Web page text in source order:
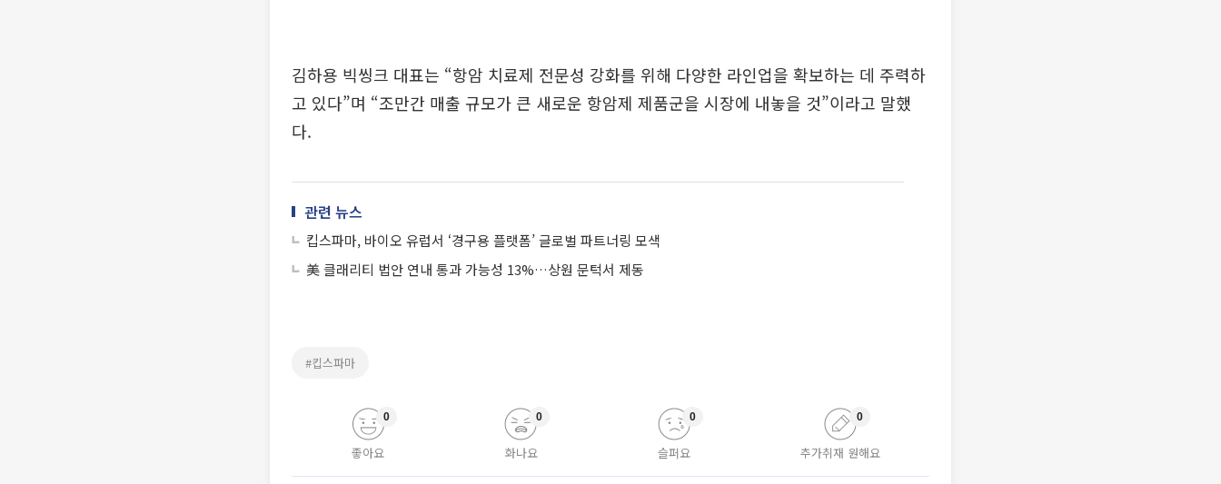
김하용 빅씽크 대표는 “항암 치료제 전문성 강화를 위해 다양한 라인업을 확보하는 데 주력하
고 있다”며 “조만간 매출 규모가 큰 새로운 항암제 제품군을 시장에 내놓을 것”이라고 말했
다.
관련 뉴스
킵스파마, 바이오 유럽서 ‘경구용 플랫폼’ 글로벌 파트너링 모색
美 클래리티 법안 연내 통과 가능성 13%…상원 문턱서 제동
#킵스파마
좋아요
0
화나요
0
슬퍼요
0
추가취재 원해요
0